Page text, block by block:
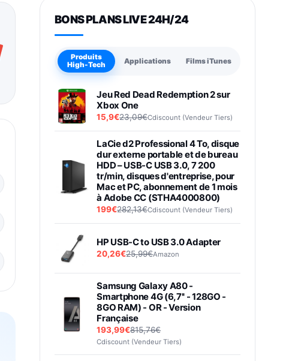
BONS PLANS LIVE 24H/24
Produits
High-Tech
Applications Films iTunes
Jeu Red Dead Redemption 2 sur
Xbox One
15,9€23,09€Cdiscount (Vendeur Tiers)
LaCie d2 Professional 4 To, disque
dur externe portable et de bureau
HDD – USB-C USB 3.0, 7 200
tr/min, disques d'entreprise, pour
Mac et PC, abonnement de 1 mois
à Adobe CC (STHA4000800)
199€282,13€Cdiscount (Vendeur Tiers)
HP USB-C to USB 3.0 Adapter
20,26€25,99€Amazon
Samsung Galaxy A80 -
Smartphone 4G (6,7'' - 128GO -
8GO RAM) - OR - Version
Française
193,99€815,76€
Cdiscount (Vendeur Tiers)